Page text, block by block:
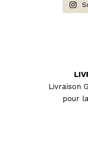
par les
Sélection
Bracelets
Tous nos joncs
Livraison
pour